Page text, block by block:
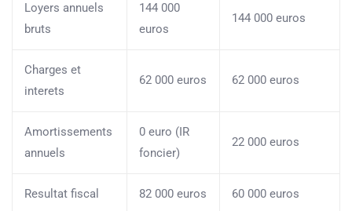
Loyers annuels
bruts
144 000
euros
144 000 euros
Charges et
interets
62 000 euros 62 000 euros
Amortissements
annuels
0 euro (IR
foncier)
22 000 euros
Resultat fiscal 82 000 euros 60 000 euros